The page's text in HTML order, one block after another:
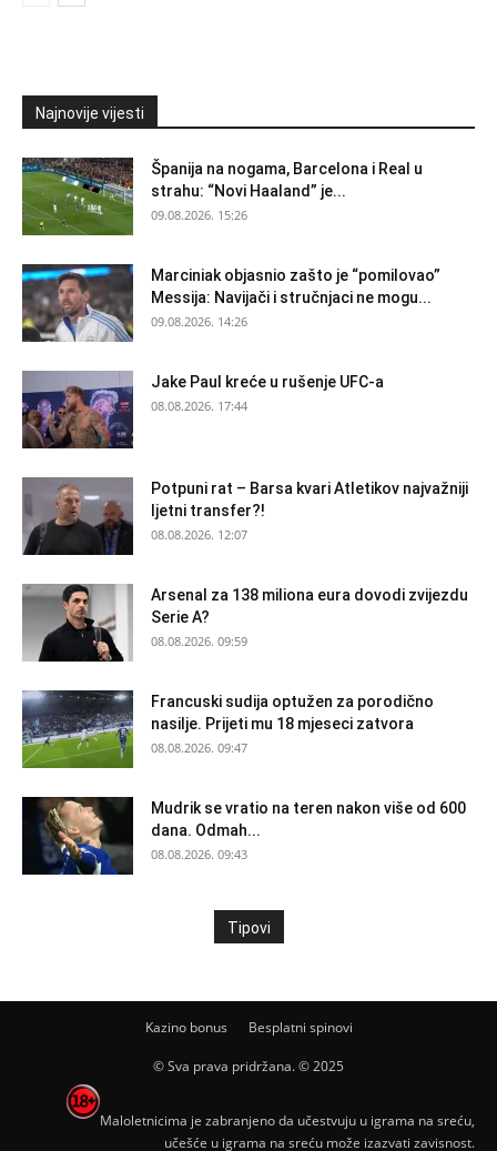
Najnovije vijesti
Španija na nogama, Barcelona i Real u
strahu: “Novi Haaland” je...
09.08.2026. 15:26
Marciniak objasnio zašto je “pomilovao”
Messija: Navijači i stručnjaci ne mogu...
09.08.2026. 14:26
Jake Paul kreće u rušenje UFC-a
08.08.2026. 17:44
Potpuni rat – Barsa kvari Atletikov najvažniji
ljetni transfer?!
08.08.2026. 12:07
Arsenal za 138 miliona eura dovodi zvijezdu
Serie A?
08.08.2026. 09:59
Francuski sudija optužen za porodično
nasilje. Prijeti mu 18 mjeseci zatvora
08.08.2026. 09:47
Mudrik se vratio na teren nakon više od 600
dana. Odmah...
08.08.2026. 09:43
Tipovi
Kazino bonus Besplatni spinovi
© Sva prava pridržana. © 2025
Maloletnicima je zabranjeno da učestvuju u igrama na sreću,
učešće u igrama na sreću može izazvati zavisnost.